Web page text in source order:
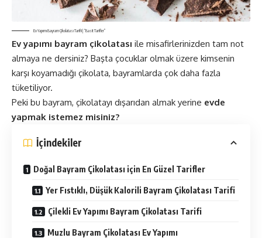
Ev Yapımı Bayram Çikolatası Tarifi! | “Basit Tarifler”
Ev yapımı bayram çikolatası ile misafirlerinizden tam not
almaya ne dersiniz? Başta çocuklar olmak üzere kimsenin
karşı koyamadığı çikolata, bayramlarda çok daha fazla
tüketiliyor.
Peki bu bayram, çikolatayı dışarıdan almak yerine evde
yapmak istemez misiniz?
İçindekiler
Doğal Bayram Çikolatası için En Güzel Tarifler
Yer Fıstıklı, Düşük Kalorili Bayram Çikolatası Tarifi
Çilekli Ev Yapımı Bayram Çikolatası Tarifi
Muzlu Bayram Çikolatası Ev Yapımı